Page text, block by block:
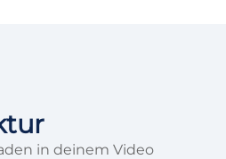
in deinem Video